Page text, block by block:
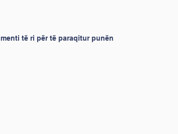
të ri për të paraqitur punën